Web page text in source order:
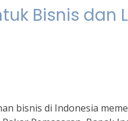
Bisnis dan
bisnis di Indonesia